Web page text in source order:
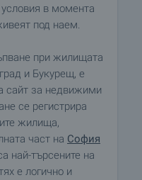
в момента
под наем.
при жилищата
и Букурещ, е
сайт за недвижими
се регистрира
жилища,
част на София
най-търсените на
е логично и